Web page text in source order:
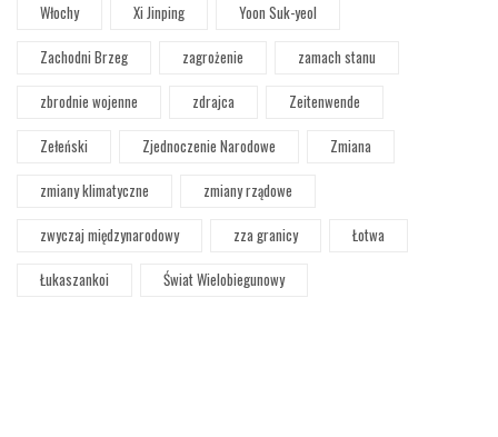
Włochy
Xi Jinping
Yoon Suk-yeol
Zachodni Brzeg
zagrożenie
zamach stanu
zbrodnie wojenne
zdrajca
Zeitenwende
Zełeński
Zjednoczenie Narodowe
Zmiana
zmiany klimatyczne
zmiany rządowe
zwyczaj międzynarodowy
zza granicy
Łotwa
Łukaszankoi
Świat Wielobiegunowy